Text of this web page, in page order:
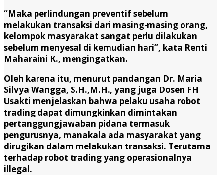
“Maka perlindungan preventif sebelum
melakukan transaksi dari masing-masing orang,
kelompok masyarakat sangat perlu dilakukan
sebelum menyesal di kemudian hari”, kata Renti
Maharaini K., mengingatkan.
Oleh karena itu, menurut pandangan Dr. Maria
Silvya Wangga, S.H.,M.H., yang juga Dosen FH
Usakti menjelaskan bahwa pelaku usaha robot
trading dapat dimungkinkan dimintakan
pertanggungjawaban pidana termasuk
pengurusnya, manakala ada masyarakat yang
dirugikan dalam melakukan transaksi. Terutama
terhadap robot trading yang operasionalnya
illegal.